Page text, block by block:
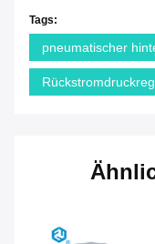
Tags:
pneumatischer